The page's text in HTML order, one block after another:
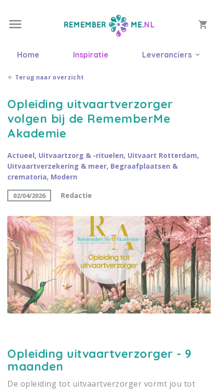
Home Inspiratie Leveranciers
Terug naar overzicht
Opleiding uitvaartverzorger
volgen bij de RememberMe
Akademie
Actueel, Uitvaartzorg & -rituelen, Uitvaart Rotterdam,
Uitvaartverzekering & meer, Begraafplaatsen &
crematoria, Modern
02/04/2026 Redactie
Opleiding uitvaartverzorger - 9
maanden
De opleiding tot uitvaartverzorger vormt jou tot